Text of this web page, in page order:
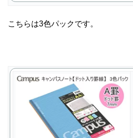
こちらは3色パックです。